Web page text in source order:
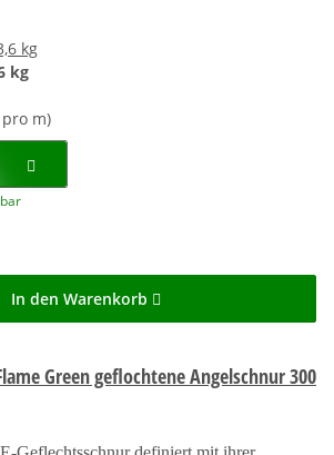
kg
pro m)
In den Warenkorb
Green geflochtene Angelschnur 300